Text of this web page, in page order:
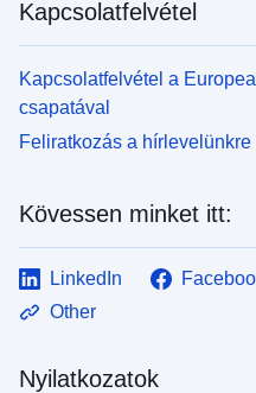
Kapcsolatfelvétel
Kapcsolatfelvétel a
csapatával
Feliratkozás a hírlevelünkre
Kövessen minket itt:
LinkedIn
Other
Nyilatkozatok